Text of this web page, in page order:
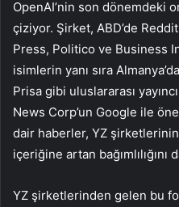
OpenAI’nin son dönemdeki
çiziyor. Şirket, ABD’de
Press, Politico ve Business
isimlerin yanı sıra
Prisa gibi uluslararası
News Corp’un Google ile
dair haberler, YZ
içeriğine artan
YZ şirketlerinden gelen bu